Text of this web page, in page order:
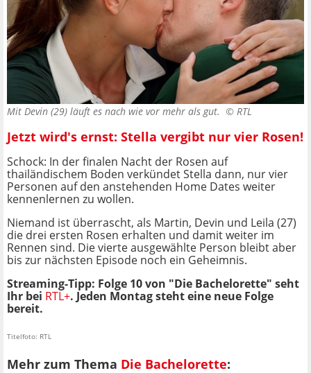
Mit Devin (29) läuft es nach wie vor mehr als gut. © RTL
Jetzt wird's ernst: Stella vergibt nur vier Rosen!
Schock: In der finalen Nacht der Rosen auf
thailändischem Boden verkündet Stella dann, nur vier
Personen auf den anstehenden Home Dates weiter
kennenlernen zu wollen.
Niemand ist überrascht, als Martin, Devin und Leila (27)
die drei ersten Rosen erhalten und damit weiter im
Rennen sind. Die vierte ausgewählte Person bleibt aber
bis zur nächsten Episode noch ein Geheimnis.
Streaming-Tipp: Folge 10 von "Die Bachelorette" seht
Ihr bei RTL+. Jeden Montag steht eine neue Folge
bereit.
Titelfoto: RTL
Mehr zum Thema Die Bachelorette: